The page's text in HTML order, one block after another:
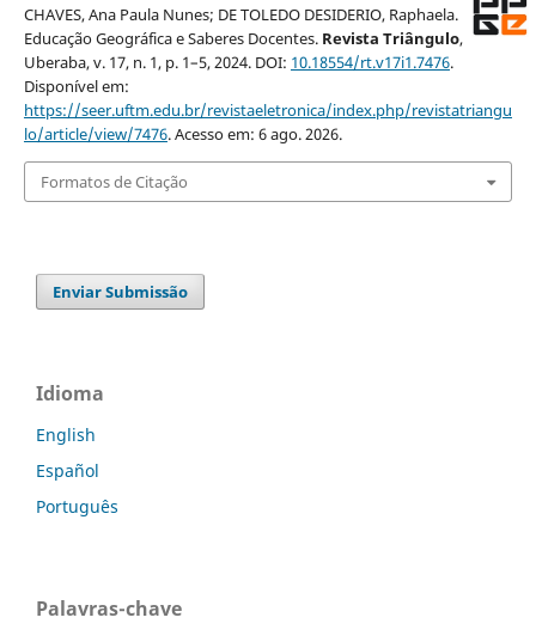
CHAVES, Ana Paula Nunes; DE TOLEDO DESIDERIO, Raphaela.
Educação Geográfica e Saberes Docentes. Revista Triângulo,
Uberaba, v. 17, n. 1, p. 1–5, 2024. DOI: 10.18554/rt.v17i1.7476.
Disponível em:
https://seer.uftm.edu.br/revistaeletronica/index.php/revistatriangu
lo/article/view/7476. Acesso em: 6 ago. 2026.
Formatos de Citação
Enviar Submissão
Idioma
English
Español
Português
Palavras-chave